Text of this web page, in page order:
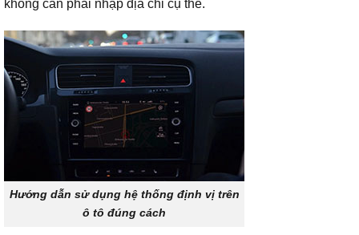
không cần phải nhập địa chỉ cụ thể.
Hướng dẫn sử dụng hệ thống định vị trên
ô tô đúng cách